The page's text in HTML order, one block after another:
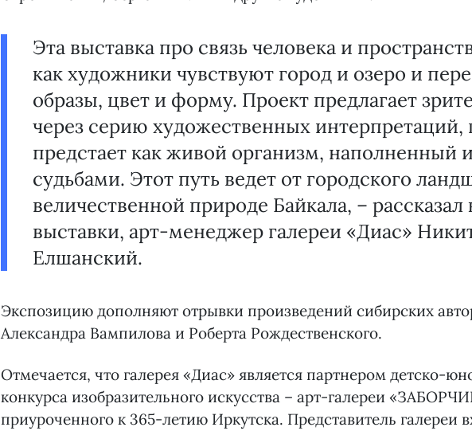
Эта выставка про связь человека и
как художники чувствуют город и озеро и
образы, цвет и форму. Проект предлагает
через серию художественных интерпретаций,
предстает как живой организм, наполненный
судьбами. Этот путь ведет от городского
величественной природе Байкала, – рассказал
выставки, арт-менеджер галереи «Диас»
Елшанский.
Экспозицию дополняют отрывки произведений сибирских
Александра Вампилова и Роберта Рождественского.
Отмечается, что галерея «Диас» является партнером детско-
конкурса изобразительного искусства – арт-галереи
приуроченного к 365-летию Иркутска. Представитель галереи